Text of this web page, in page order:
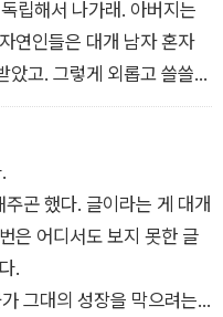
으로 남아 있는 건 미들네
립해서 나가래. 아버지는
연인들은 대개 남자 혼자
고. 그렇게 외롭고 쓸쓸하
다는 건지 모르겠어. 책임
도 도망갔다고 생각했어,
더니, 둘이 같이 살 방이라
다면서 참고 있으라고 했
아냐? 넌 이렇게 슬픈데.
곤 했다. 글이라는 게 대개
은 어디서도 보지 못한 글
.
그대의 성장을 막으려는